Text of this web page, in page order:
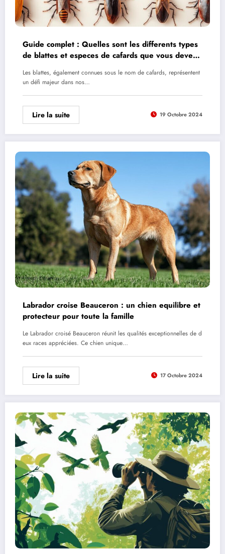
Guide complet : Quelles sont les differents types
de blattes et especes de cafards que vous devez
Les blattes, également connues sous le nom de cafards, représentent
un défi majeur dans nos…
Lire la suite 19 Octobre 2024
Labrador croise Beauceron : un chien equilibre et
protecteur pour toute la famille
Le Labrador croisé Beauceron réunit les qualités exceptionnelles de d
eux races appréciées. Ce chien unique…
Lire la suite 17 Octobre 2024